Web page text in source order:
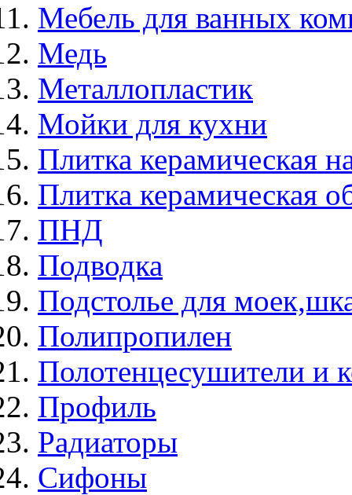
Мебель для ванных
Медь
Металлопластик
Мойки для кухни
Плитка керамическая
Плитка керамическая
ПНД
Подводка
Подстолье для
Полипропилен
Полотенцесушители и
Профиль
Радиаторы
Сифоны